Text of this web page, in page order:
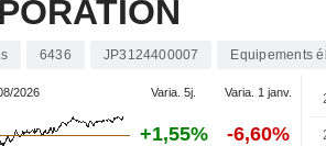
6436 JP3124400007 Equipements
2026 Varia. 5j. Varia. 1 janv.
+1,55% -6,60%